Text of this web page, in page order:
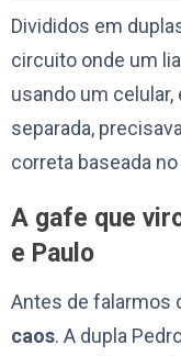
Divididos em
circuito onde um
usando um celular,
separada,
correta baseada
A gafe que
e Paulo
Antes de falarmos
caos. A dupla